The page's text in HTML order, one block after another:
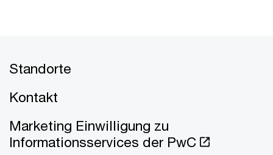
Standorte
Kontakt
Marketing Einwilligung zu
Informationsservices der PwC